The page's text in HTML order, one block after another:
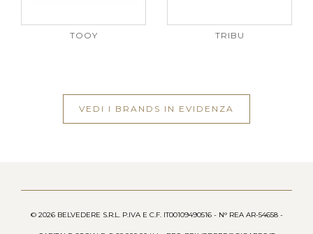
TOOY TRIBU
VEDI I BRANDS IN EVIDENZA
© 2026 BELVEDERE S.R.L. P.IVA E C.F. IT00109490516 - N° REA AR-54658 -